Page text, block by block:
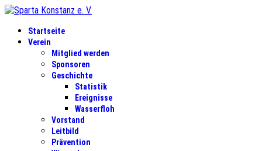
Startseite
Verein
Mitglied werden
Sponsoren
Geschichte
Statistik
Ereignisse
Wasserfloh
Vorstand
Leitbild
Prävention
Wir suchen